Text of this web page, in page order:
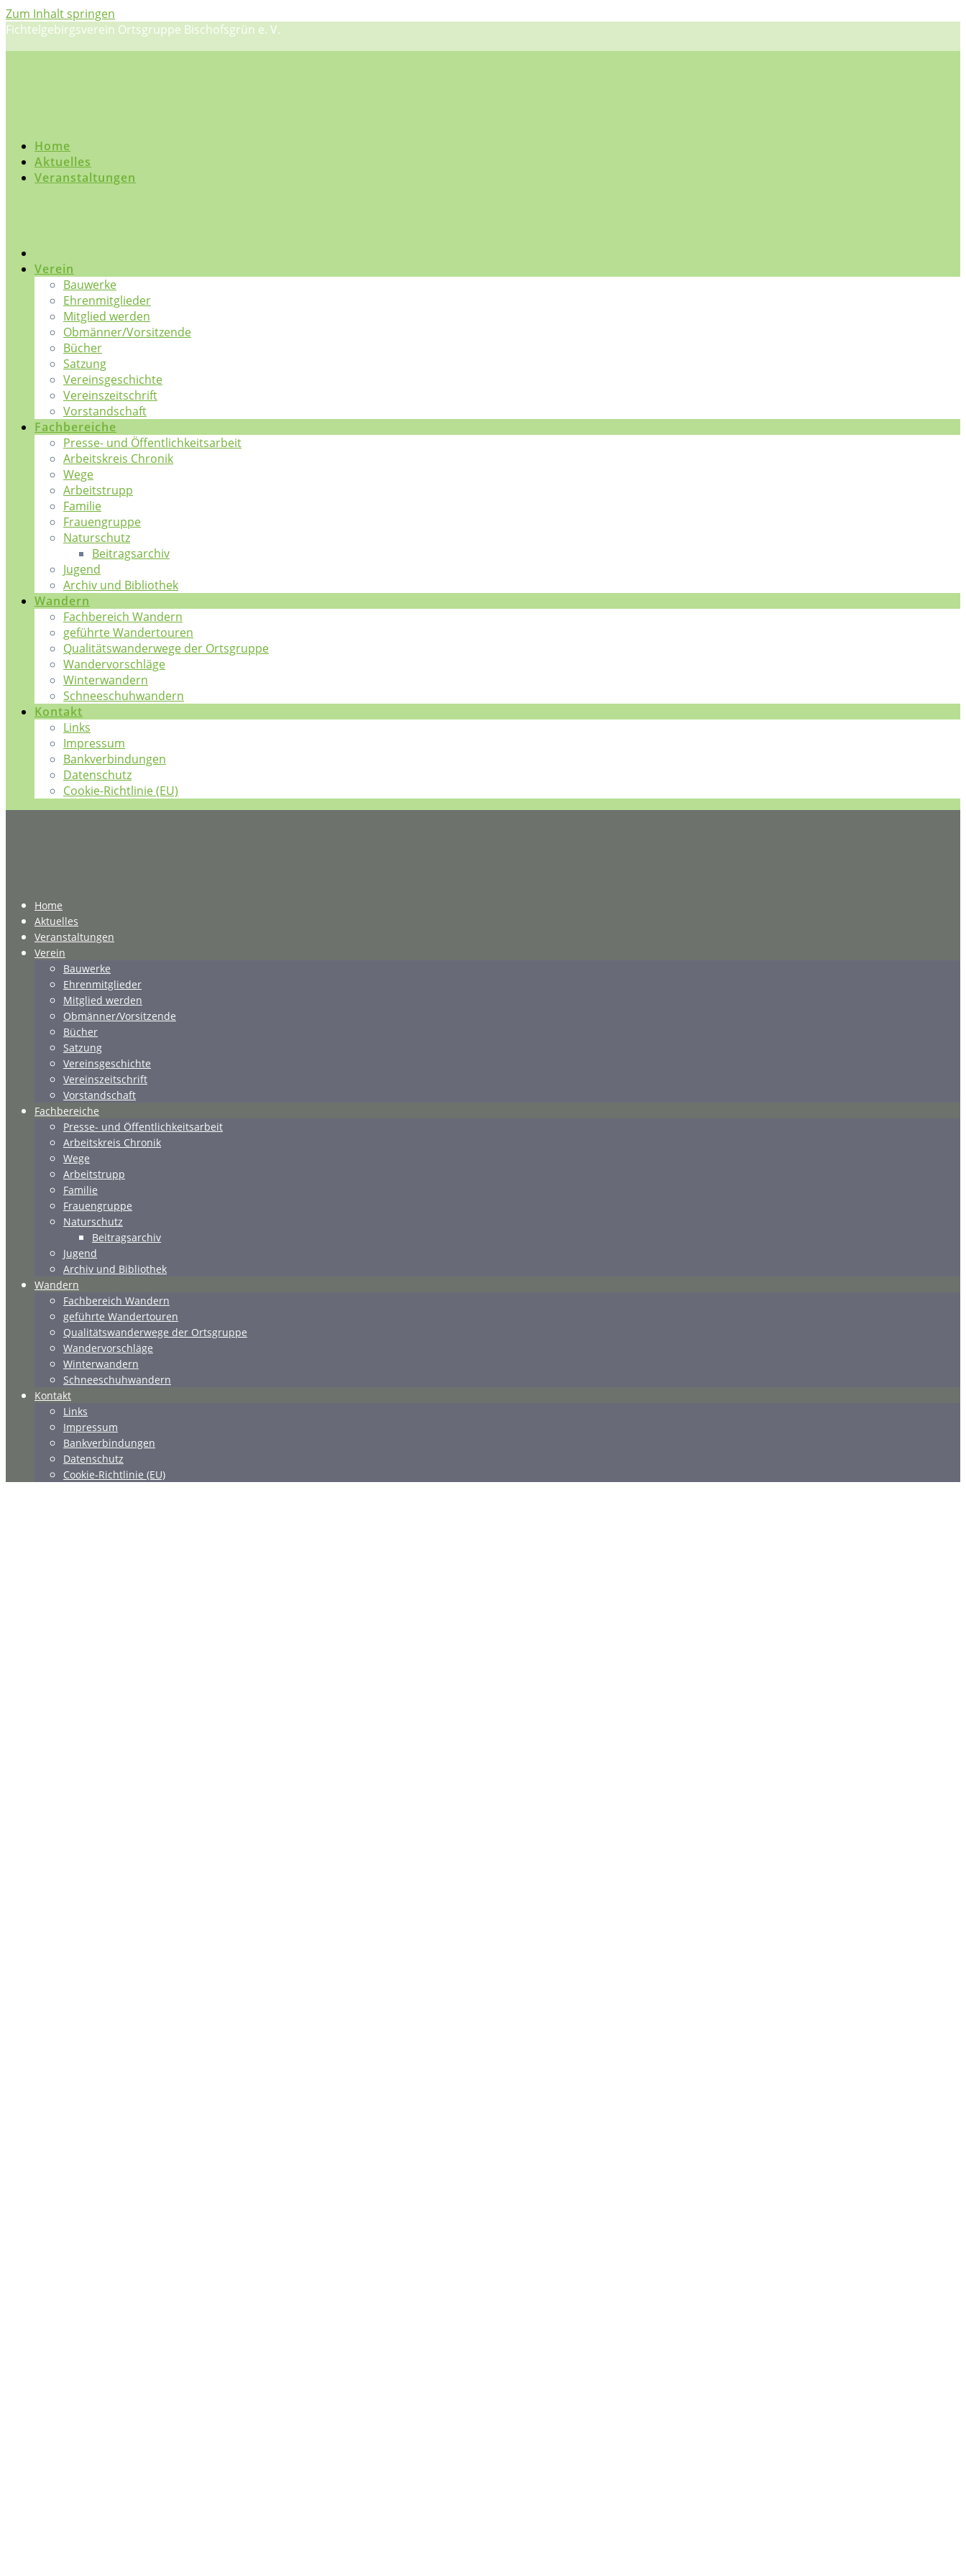
Zum Inhalt springen
Fichtelgebirgsverein Ortsgruppe Bischofsgrün e. V.
Home
Aktuelles
Veranstaltungen
Verein
Bauwerke
Ehrenmitglieder
Mitglied werden
Obmänner/Vorsitzende
Bücher
Satzung
Vereinsgeschichte
Vereinszeitschrift
Vorstandschaft
Fachbereiche
Presse- und Öffentlichkeitsarbeit
Arbeitskreis Chronik
Wege
Arbeitstrupp
Familie
Frauengruppe
Naturschutz
Beitragsarchiv
Jugend
Archiv und Bibliothek
Wandern
Fachbereich Wandern
geführte Wandertouren
Qualitätswanderwege der Ortsgruppe
Wandervorschläge
Winterwandern
Schneeschuhwandern
Kontakt
Links
Impressum
Bankverbindungen
Datenschutz
Cookie-Richtlinie (EU)
Home
Aktuelles
Veranstaltungen
Verein
Bauwerke
Ehrenmitglieder
Mitglied werden
Obmänner/Vorsitzende
Bücher
Satzung
Vereinsgeschichte
Vereinszeitschrift
Vorstandschaft
Fachbereiche
Presse- und Öffentlichkeitsarbeit
Arbeitskreis Chronik
Wege
Arbeitstrupp
Familie
Frauengruppe
Naturschutz
Beitragsarchiv
Jugend
Archiv und Bibliothek
Wandern
Fachbereich Wandern
geführte Wandertouren
Qualitätswanderwege der Ortsgruppe
Wandervorschläge
Winterwandern
Schneeschuhwandern
Kontakt
Links
Impressum
Bankverbindungen
Datenschutz
Cookie-Richtlinie (EU)